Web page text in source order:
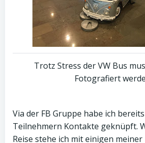
Trotz Stress der VW Bus
Fotografiert
Via der FB Gruppe habe ich
Teilnehmern Kontakte geknüpft.
Reise stehe ich mit einigen